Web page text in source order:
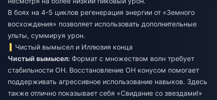
В боях на 4-5 циклов регенерация энергии от «Земного
восхождения» позволяет использовать дополнительные
ульты, суммируя урон.
Чистый вымысел и Иллюзия конца
Чистый вымысел: Формат с множеством волн требует
стабильности ОН. Восстановление ОН конусом помогает
поддерживать агрессивное использование навыков. Здесь
также отлично показывает себя «Свидание со звездами!»